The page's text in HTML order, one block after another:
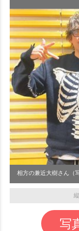
相方の兼近大樹さん（
写